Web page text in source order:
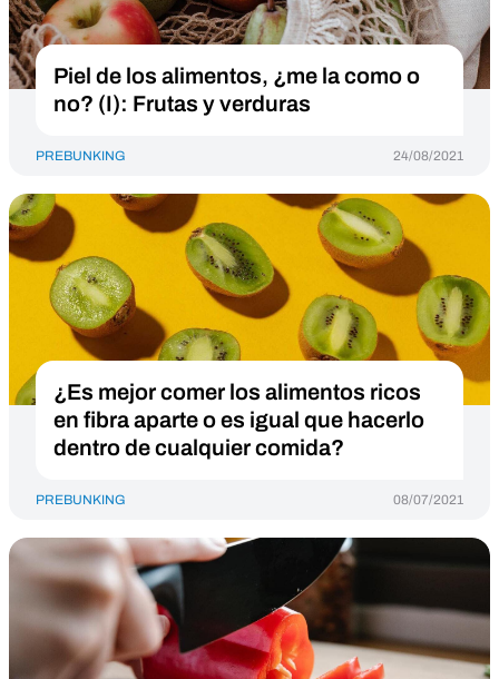
Piel de los alimentos, ¿me la como o
no? (I): Frutas y verduras
PREBUNKING 24/08/2021
¿Es mejor comer los alimentos ricos
en fibra aparte o es igual que hacerlo
dentro de cualquier comida?
PREBUNKING 08/07/2021